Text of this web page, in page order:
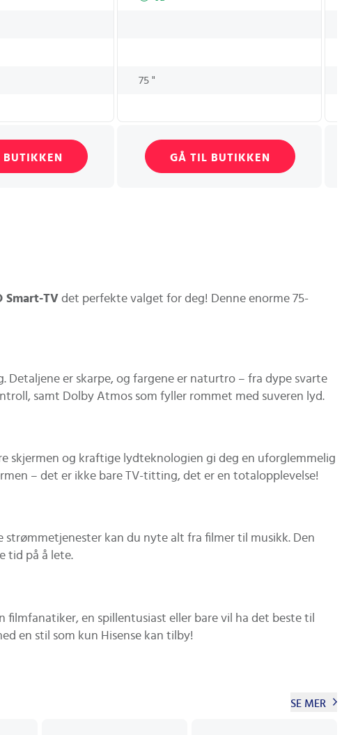
75 "
GÅ TIL BUTIKKEN
Smart-TV det perfekte valget for deg! Denne enorme 75-
er skarpe, og fargene er naturtro – fra dype svarte
samt Dolby Atmos som fyller rommet med suveren lyd.
skjermen og kraftige lydteknologien gi deg en uforglemmelig
– det er ikke bare TV-titting, det er en totalopplevelse!
kan du nyte alt fra filmer til musikk. Den
tid på å lete.
en spillentusiast eller bare vil ha det beste til
en stil som kun Hisense kan tilby!
SE MER